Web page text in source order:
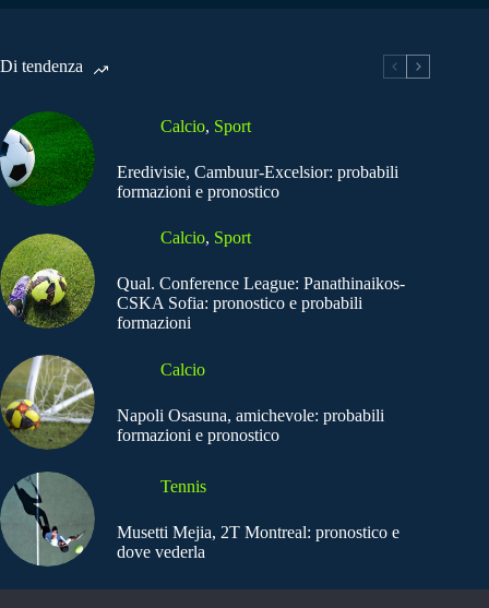
Di tendenza
Calcio, Sport
Eredivisie, Cambuur-Excelsior: probabili
formazioni e pronostico
Calcio, Sport
Qual. Conference League: Panathinaikos-
CSKA Sofia: pronostico e probabili
formazioni
Calcio
Napoli Osasuna, amichevole: probabili
formazioni e pronostico
Tennis
Musetti Mejia, 2T Montreal: pronostico e
dove vederla